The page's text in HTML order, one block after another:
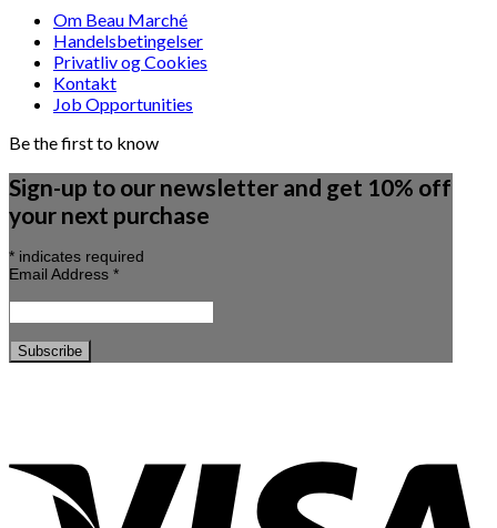
Om Beau Marché
Handelsbetingelser
Privatliv og Cookies
Kontakt
Job Opportunities
Be the first to know
Sign-up to our newsletter and get 10% off
your next purchase
* indicates required
Email Address *